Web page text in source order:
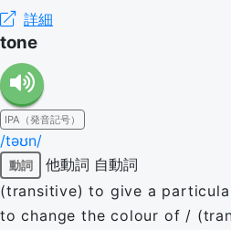
詳細
tone
IPA（発音記号）
/təʊn/
動詞 他動詞 自動詞
(transitive) to give a
to change the colour of /